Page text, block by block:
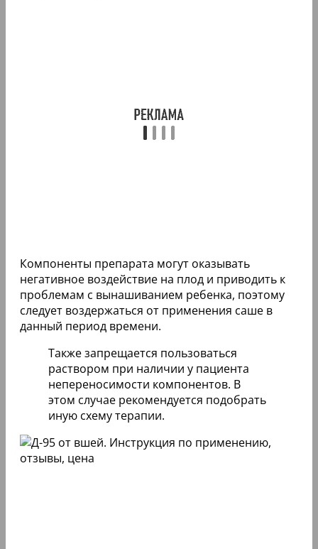
Компоненты препарата могут оказывать
негативное воздействие на плод и приводить к
проблемам с вынашиванием ребенка, поэтому
следует воздержаться от применения саше в
данный период времени.
Также запрещается пользоваться
раствором при наличии у пациента
непереносимости компонентов. В
этом случае рекомендуется подобрать
иную схему терапии.